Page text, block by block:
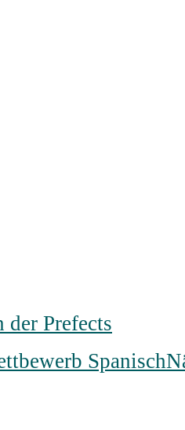
der Prefects
Spanisch